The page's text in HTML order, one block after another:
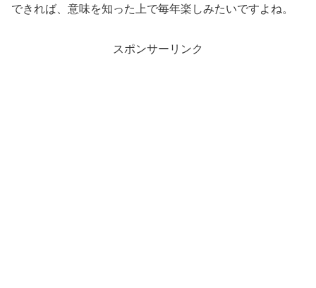
できれば、意味を知った上で毎年楽しみたいですよね。
スポンサーリンク